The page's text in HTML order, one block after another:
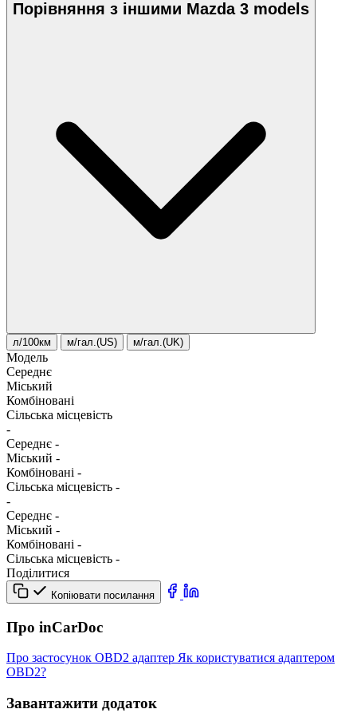
Порівняння з іншими Mazda 3 models
л/100км м/гал.(US) м/гал.(UK)
Модель
Середнє
Міський
Комбіновані
Сільська місцевість
-
Середнє -
Міський -
Комбіновані -
Сільська місцевість -
-
Середнє -
Міський -
Комбіновані -
Сільська місцевість -
Поділитися
Копіювати посилання
Про inCarDoc
Про застосунок OBD2 адаптер Як користуватися адаптером
OBD2?
Завантажити додаток